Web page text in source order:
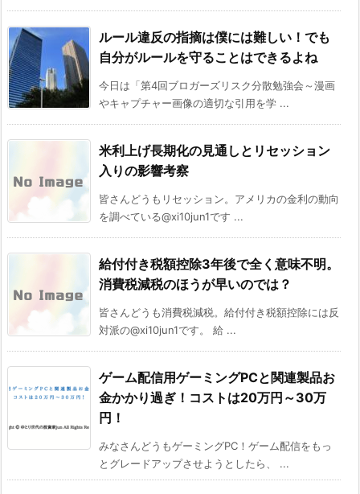
ルール違反の指摘は僕には難しい！でも
自分がルールを守ることはできるよね
今日は「第4回ブロガーズリスク分散勉強会～漫画
やキャプチャー画像の適切な引用を学 ...
米利上げ長期化の見通しとリセッション
入りの影響考察
皆さんどうもリセッション。アメリカの金利の動向
を調べている@xi10jun1です ...
給付付き税額控除3年後で全く意味不明。
消費税減税のほうが早いのでは？
皆さんどうも消費税減税。給付付き税額控除には反
対派の@xi10jun1です。 給 ...
ゲーム配信用ゲーミングPCと関連製品お
金かかり過ぎ！コストは20万円～30万
円！
みなさんどうもゲーミングPC！ゲーム配信をもっ
とグレードアップさせようとしたら、 ...